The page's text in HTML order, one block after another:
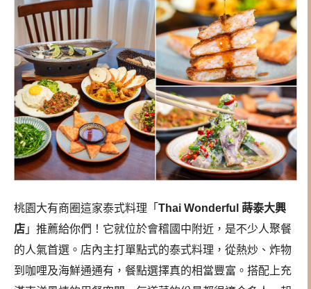
桃園大有商圈這家泰式料理「 Thai Wonderful 蒔泰大興
店 」推薦給你們！它就位於會稽國中附近，是不少人聚餐
的人氣首選。店內主打單點式的泰式料理，從熱炒、炸物
到咖哩及海鮮通通有，餐點選擇真的相當豐富。搭配上充